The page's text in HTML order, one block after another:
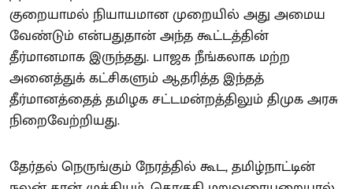
குறையாமல் நியாயமான முறையில் அது அமைய
வேண்டும் என்பதுதான் அந்த கூட்டத்தின்
தீர்மானமாக இருந்தது. பாஜக நீங்கலாக மற்ற
அனைத்துக் கட்சிகளும் ஆதரித்த இந்தத்
தீர்மானத்தைத் தமிழக சட்டமன்றத்திலும் திமுக அரசு
நிறைவேற்றியது.
தேர்தல் நெருங்கும் நேரத்தில் கூட, தமிழ்நாட்டின்